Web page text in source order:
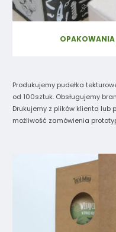
Produkujemy pudełka
od 100sztuk. Obsługujemy
Drukujemy z plików klienta
możliwość zamówienia